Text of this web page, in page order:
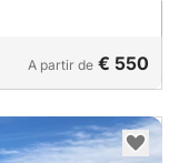
A partir de € 550